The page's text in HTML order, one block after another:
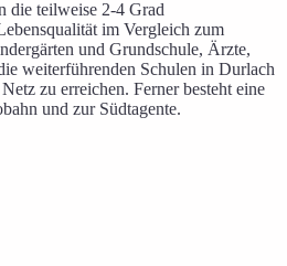
die teilweise 2-4 Grad
im Vergleich zum
und Grundschule, Ärzte,
weiterführenden Schulen in Durlach
zu erreichen. Ferner besteht eine
und zur Südtagente.